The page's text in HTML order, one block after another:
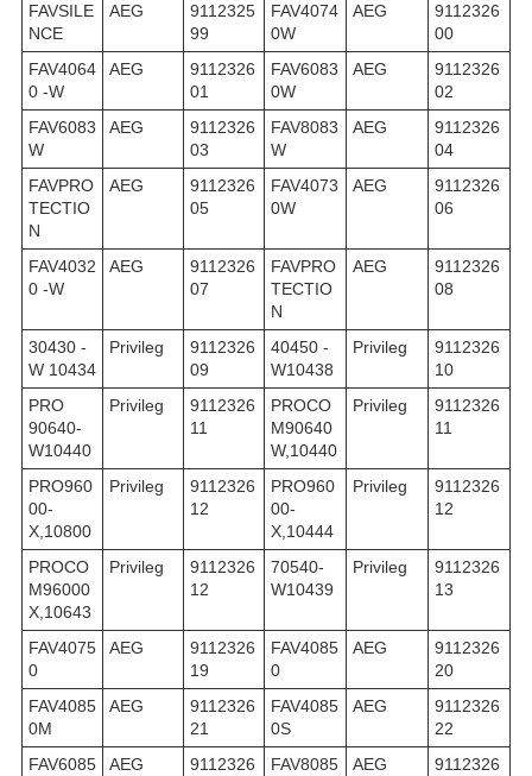
FAVSILE
NCE
AEG
9112325
99
FAV4074
0W
AEG
9112326
00
FAV4064
0 -W
AEG
9112326
01
FAV6083
0W
AEG
9112326
02
FAV6083
W
AEG
9112326
03
FAV8083
W
AEG
9112326
04
FAVPRO
TECTIO
N
AEG
9112326
05
FAV4073
0W
AEG
9112326
06
FAV4032
0 -W
AEG
9112326
07
FAVPRO
TECTIO
N
AEG
9112326
08
30430 -
W 10434
Privileg
9112326
09
40450 -
W10438
Privileg
9112326
10
PRO
90640-
W10440
Privileg
9112326
11
PROCO
M90640
W,10440
Privileg
9112326
11
PRO960
00-
X,10800
Privileg
9112326
12
PRO960
00-
X,10444
Privileg
9112326
12
PROCO
M96000
X,10643
Privileg
9112326
12
70540-
W10439
Privileg
9112326
13
FAV4075
0
AEG
9112326
19
FAV4085
0
AEG
9112326
20
FAV4085
0M
AEG
9112326
21
FAV4085
0S
AEG
9112326
22
FAV6085
AEG 9112326 FAV8085 AEG 9112326